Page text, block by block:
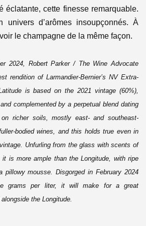
éclatante, cette finesse remarquable.
univers d’arômes insoupçonnés. À
le champagne de la même façon.
2024, Robert Parker / The Wine Advocate
rendition of Larmandier-Bernier’s NV Extra-
is based on the 2021 vintage (60%),
complemented by a perpetual blend dating
richer soils, mostly east- and southeast-
bodied wines, and this holds true even in
Unfurling from the glass with scents of
it is more ample than the Longitude, with ripe
pillowy mousse. Disgorged in February 2024
grams per liter, it will make for a great
the Longitude.